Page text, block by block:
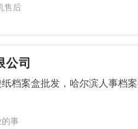
售后
公司
档案盒批发，哈尔滨人事档
事